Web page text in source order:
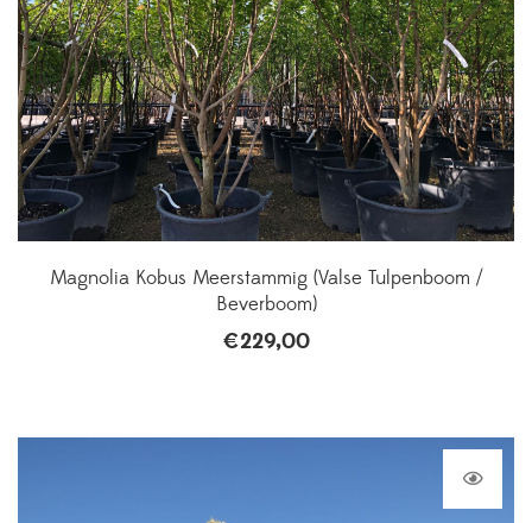
Magnolia Kobus Meerstammig (Valse Tulpenboom /
Beverboom)
€229,00